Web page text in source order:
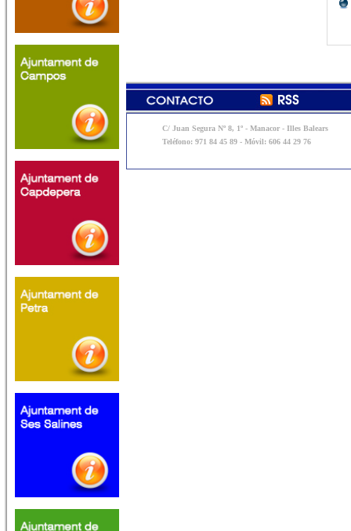
C/ Juan Segura Nº 8, 1º - Manacor - Illes Balears
Teléfono: 971 84 45 89 - Móvil: 606 44 29 76